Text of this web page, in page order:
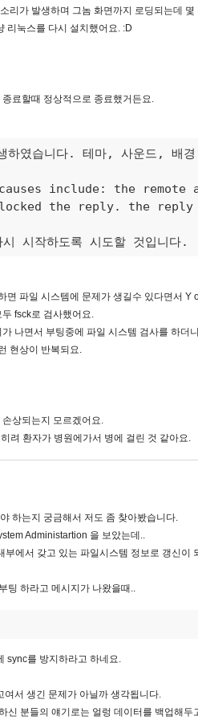
리가 발생하며 그놈 화면까지 로딩되는데
리눅스를 다시 설치했어요. :D
료할때 정상적으로 종료했거든요.
하였습니다. 테마, 사운드, 배
include: the
the reply. the
시작하도록 시도할 것입니다.
파일 시스템에 문제가 생길수 있다면서 Y
fsck로 검사했어요.
나면서 부팅중에 파일 시스템 검사를 하더
현상이 반복되요.
상되는지 모르겠어요.
려 환자가 병원에가서 병에 걸린 것 같아요.
하는지 궁금해서 저도 좀 찾아봤습니다.
Administartion 을 보았는데..
부에서 갖고 있는 파일시스템 정보로 갱신이
팅 하라고 메시지가 나왔을때..
sync를 방지하라고 하네요.
서 생긴 문제가 아닐까 생각됩니다.
신 분들의 얘기로는 얼렁 데이터를 백업해